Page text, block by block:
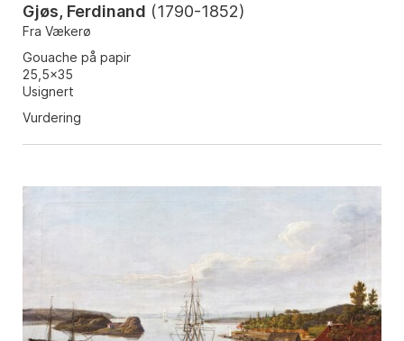
Gjøs, Ferdinand (1790-1852)
Fra Vækerø
Gouache på papir
25,5x35
Usignert
Vurdering